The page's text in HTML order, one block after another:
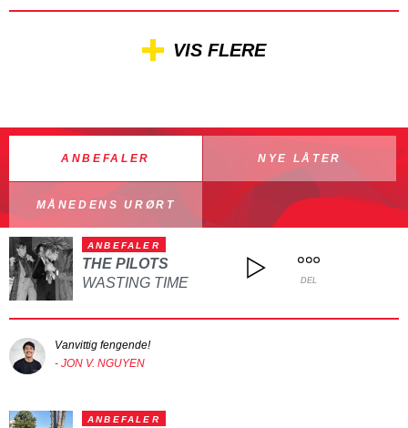
VIS FLERE
ANBEFALER NYE LÅTER
MÅNEDENS URØRT
ANBEFALER
THE PILOTS
WASTING TIME
DEL
Vanvittig fengende!
- JON V. NGUYEN
ANBEFALER